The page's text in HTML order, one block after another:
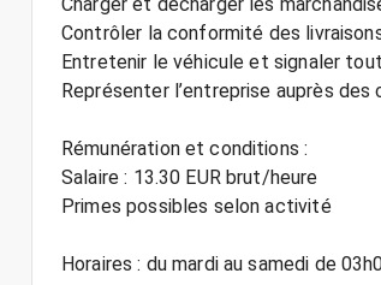
Contrôler la conformité des
Entretenir le véhicule et signaler
Représenter l’entreprise auprès
Rémunération et conditions :
Salaire : 13.30 EUR brut/heure
Primes possibles selon activité
Horaires : du mardi au samedi de